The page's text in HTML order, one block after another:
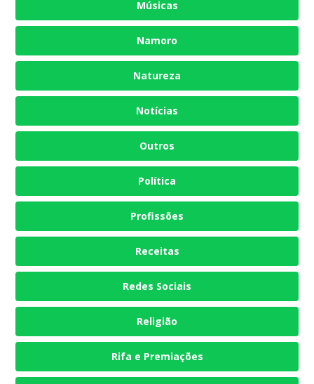
Músicas
Namoro
Natureza
Notícias
Outros
Política
Profissões
Receitas
Redes Sociais
Religião
Rifa e Premiações